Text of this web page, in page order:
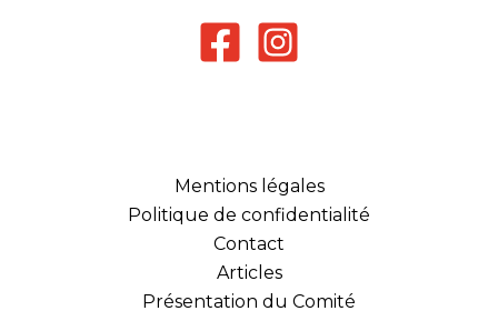
Mentions légales
Politique de confidentialité
Contact
Articles
Présentation du Comité